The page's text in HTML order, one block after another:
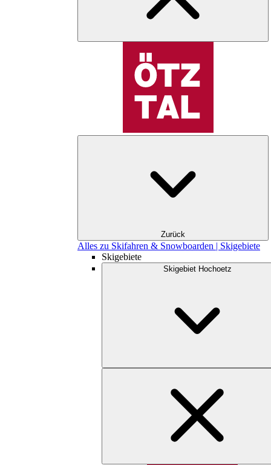
Zurück
Alles zu Skifahren & Snowboarden | Skigebiete
Skigebiete
Skigebiet Hochoetz